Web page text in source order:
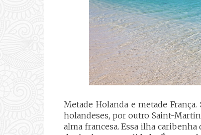
Metade Holanda e metade
holandeses, por outro Saint-
alma francesa. Essa ilha